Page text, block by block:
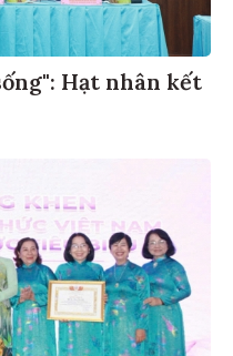
Hạt nhân kết